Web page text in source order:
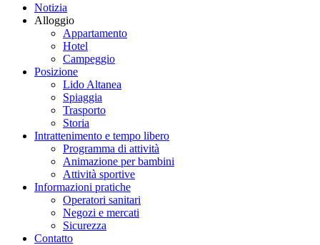
Notizia
Alloggio
Appartamento
Hotel
Campeggio
Posizione
Lido Altanea
Spiaggia
Trasporto
Storia
Intrattenimento e tempo libero
Programma di attività
Animazione per bambini
Attività sportive
Informazioni pratiche
Operatori sanitari
Negozi e mercati
Sicurezza
Contatto